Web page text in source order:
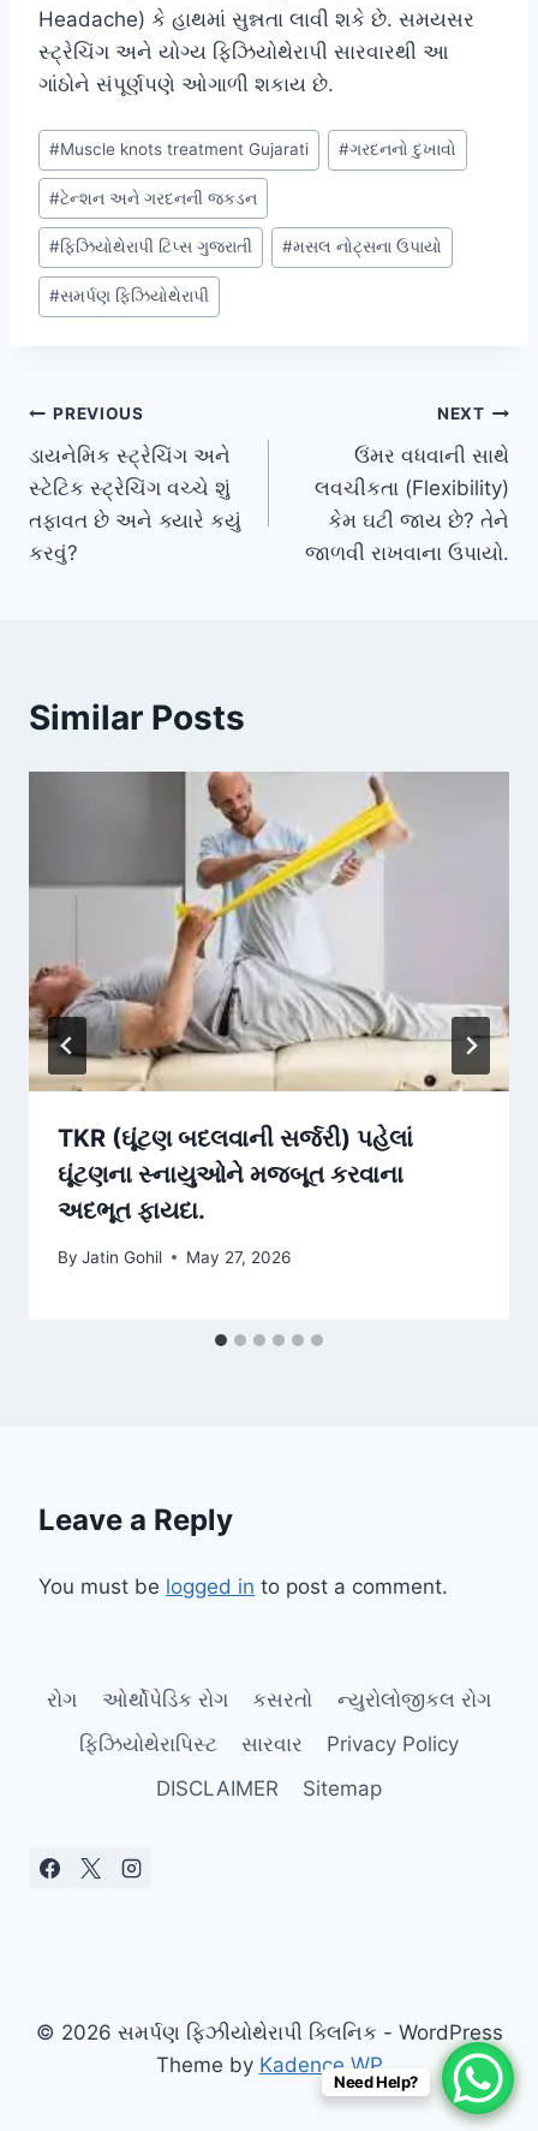
Headache) કે હાથમાં સુન્નતા લાવી શકે છે. સમયસર
સ્ટ્રેચિંગ અને યોગ્ય ફિઝિયોથેરાપી સારવારથી આ
ગાંઠોને સંપૂર્ણપણે ઓગાળી શકાય છે.
Post
Tags:
#Muscle knots treatment Gujarati #ગરદનનો દુખાવો
#ટેન્શન અને ગરદનની જકડન
#ફિઝિયોથેરાપી ટિપ્સ ગુજરાતી #મસલ નોટ્સના ઉપાયો
#સમર્પણ ફિઝિયોથેરાપી
Post
navigation
PREVIOUS
ડાયનેમિક સ્ટ્રેચિંગ અને
સ્ટેટિક સ્ટ્રેચિંગ વચ્ચે શું
તફાવત છે અને ક્યારે કયું
કરવું?
NEXT
ઉંમર વધવાની સાથે
લવચીકતા (Flexibility)
કેમ ઘટી જાય છે? તેને
જાળવી રાખવાના ઉપાયો.
Similar Posts
TKR (ઘૂંટણ બદલવાની સર્જરી) પહેલાં
ઘૂંટણના સ્નાયુઓને મજબૂત કરવાના
અદભૂત ફાયદા.
By Jatin Gohil May 27, 2026
Leave a Reply
You must be logged in to post a comment.
રોગ ઓર્થોપેડિક રોગ કસરતો
ન્યુરોલોજીકલ રોગ
ફિઝિયોથેરાપિસ્ટ
સારવાર
Privacy Policy
DISCLAIMER
Sitemap
© 2026 સમર્પણ ફિઝીયોથેરાપી ક્લિનિક - WordPress
Theme by Kadence WP
Need Help?